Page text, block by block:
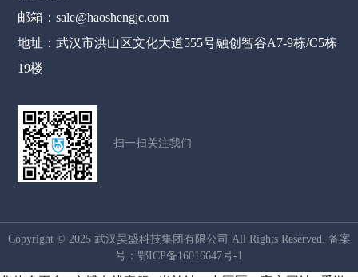
邮箱：sale@haoshengjc.com
地址：武汉市洪山区文化大道555号融创智谷A7-9栋/C5栋
19楼
扫一扫关注我们
Copyright © 2025 武汉昊盛科技集团有限公司 All Rights Reserved. 备案
号： 鄂ICP备16016647号-1